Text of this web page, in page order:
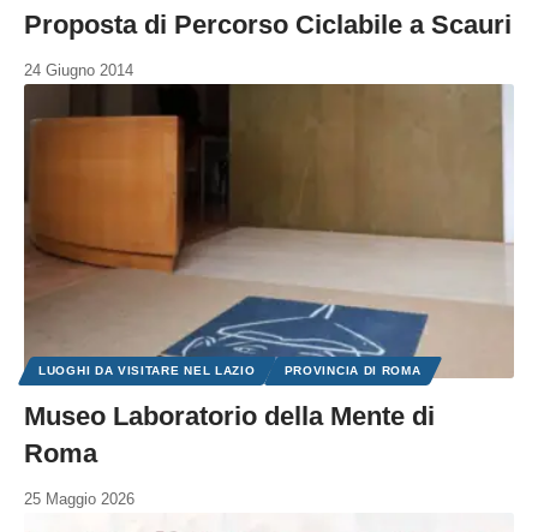
Proposta di Percorso Ciclabile a Scauri
24 Giugno 2014
LUOGHI DA VISITARE NEL LAZIO PROVINCIA DI ROMA
Museo Laboratorio della Mente di
Roma
25 Maggio 2026